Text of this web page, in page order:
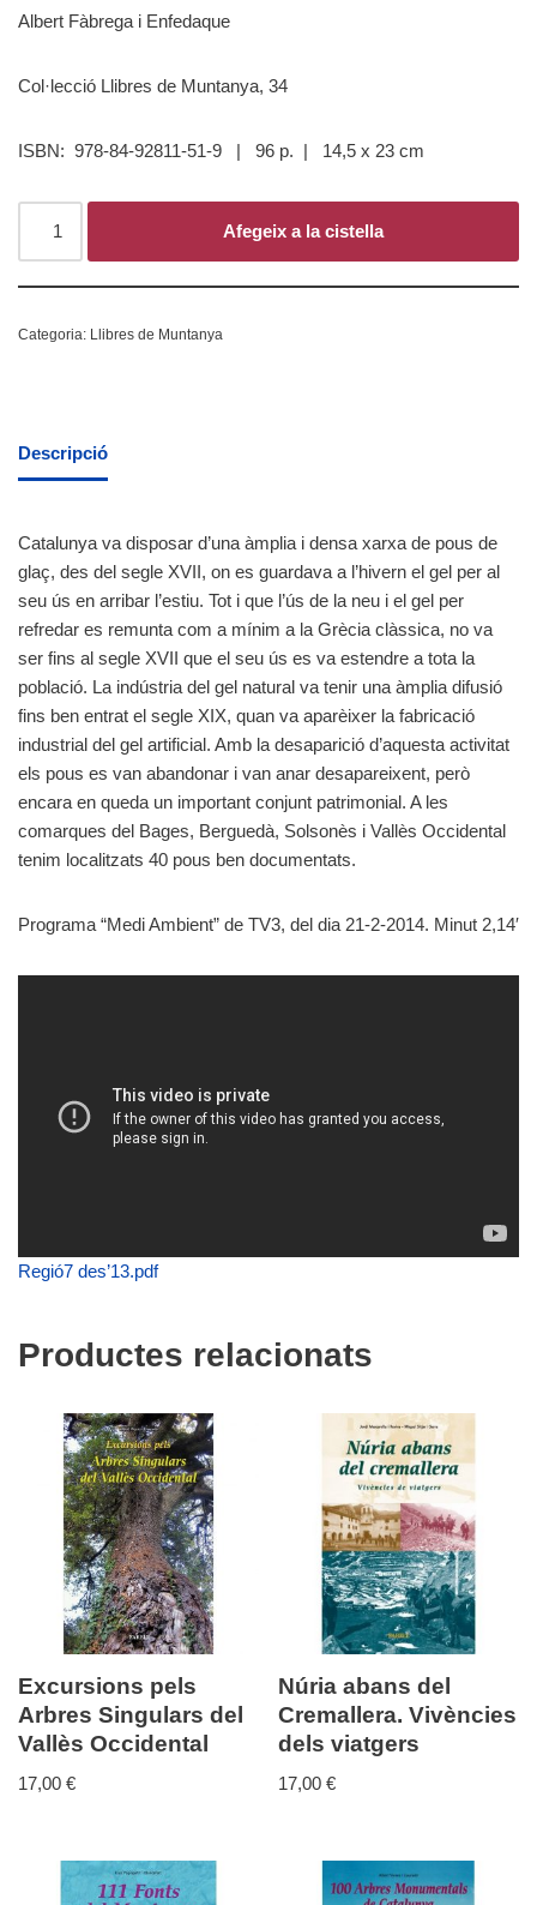
Albert Fàbrega i Enfedaque
Col·lecció Llibres de Muntanya, 34
ISBN: 978-84-92811-51-9 | 96 p. | 14,5 x 23 cm
Afegeix a la cistella
Categoria: Llibres de Muntanya
Descripció
Catalunya va disposar d’una àmplia i densa xarxa de pous de
glaç, des del segle XVII, on es guardava a l’hivern el gel per al
seu ús en arribar l’estiu. Tot i que l’ús de la neu i el gel per
refredar es remunta com a mínim a la Grècia clàssica, no va
ser fins al segle XVII que el seu ús es va estendre a tota la
població. La indústria del gel natural va tenir una àmplia difusió
fins ben entrat el segle XIX, quan va aparèixer la fabricació
industrial del gel artificial. Amb la desaparició d’aquesta activitat
els pous es van abandonar i van anar desapareixent, però
encara en queda un important conjunt patrimonial. A les
comarques del Bages, Berguedà, Solsonès i Vallès Occidental
tenim localitzats 40 pous ben documentats.
Programa “Medi Ambient” de TV3, del dia 21-2-2014. Minut 2,14′
Regió7 des’13.pdf
Productes relacionats
Excursions pels
Arbres Singulars del
Vallès Occidental
17,00 €
Núria abans del
Cremallera. Vivències
dels viatgers
17,00€